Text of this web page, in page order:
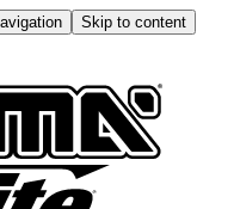
Skip to content